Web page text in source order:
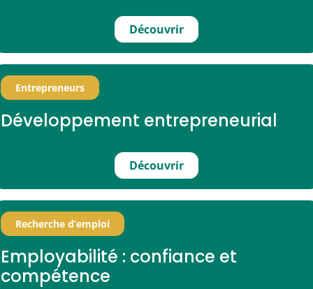
Découvrir
Entrepreneurs
Développement entrepreneurial
Découvrir
Recherche d’emploi
Employabilité : confiance et
compétence